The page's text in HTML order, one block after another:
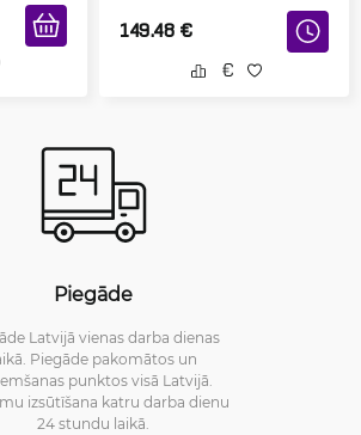
149.48 €
Piegāde
Latvijā vienas darba dienas
Piegāde pakomātos un
punktos visā Latvijā.
izsūtīšana katru darba dienu
24 stundu laikā.